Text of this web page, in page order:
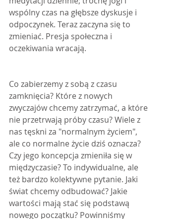
wspólny czas na głębsze dyskusje i
odpoczynek. Teraz zaczyna się to
zmieniać. Presja społeczna i
oczekiwania wracają.
Co zabierzemy z sobą z czasu
zamknięcia? Które z nowych
zwyczajów chcemy zatrzymać, a które
nie przetrwają próby czasu? Wiele z
nas tęskni za "normalnym życiem",
ale co normalne życie dziś oznacza?
Czy jego koncepcja zmieniła się w
międzyczasie? To indywidualne, ale
też bardzo kolektywne pytanie. Jaki
świat chcemy odbudować? Jakie
wartości mają stać się podstawą
nowego początku? Powinniśmy